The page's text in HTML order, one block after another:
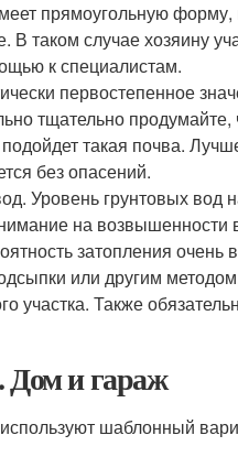
прямоугольную
таком случае хозяину
к специалистам.
первостепенное
тщательно
такая почва.
без опасений.
Уровень грунтовых вод
на возвышенности
затопления очень
или другим
участка. Также
Дом и гараж
шаблонный